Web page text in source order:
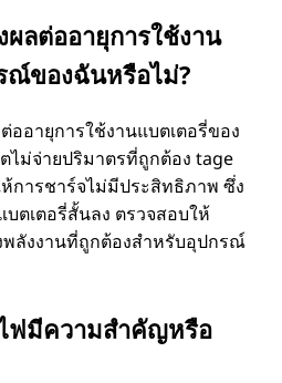
ลต่ออายุการใช้งาน
ณ์ของฉันหรือไม่?
ออายุการใช้งานแบตเตอรี่ของ
ม่จ่ายปริมาตรที่ถูกต้อง tage
การชาร์จไม่มีประสิทธิภาพ ซึ่ง
ตเตอรี่สั้นลง ตรวจสอบให้
ลังงานที่ถูกต้องสําหรับอุปกรณ์
ฟมีความสําคัญหรือ